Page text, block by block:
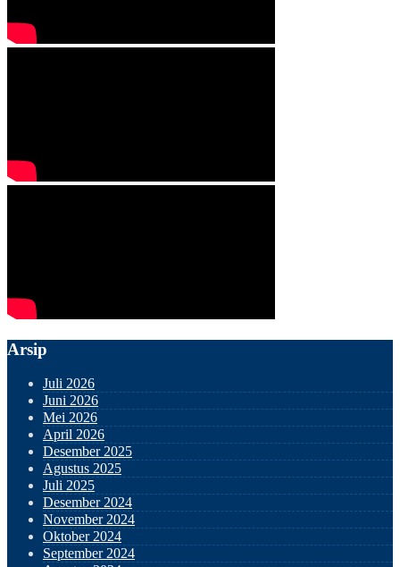
Arsip
Juli 2026
Juni 2026
Mei 2026
April 2026
Desember 2025
Agustus 2025
Juli 2025
Desember 2024
November 2024
Oktober 2024
September 2024